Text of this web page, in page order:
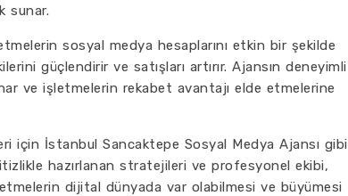
sunar.
sosyal medya hesaplarını etkin bir şekilde
güçlendirir ve satışları artırır. Ajansın deneyimli
ve işletmelerin rekabet avantajı elde etmelerine
için İstanbul Sancaktepe Sosyal Medya Ajansı gibi
hazırlanan stratejileri ve profesyonel ekibi,
dijital dünyada var olabilmesi ve büyümesi